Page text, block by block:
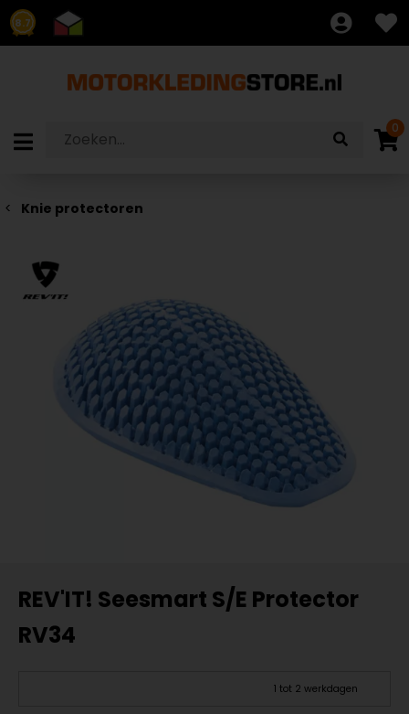
8.7
0
Knie protectoren
REV'IT! Seesmart S/E Protector
RV34
1 tot 2 werkdagen